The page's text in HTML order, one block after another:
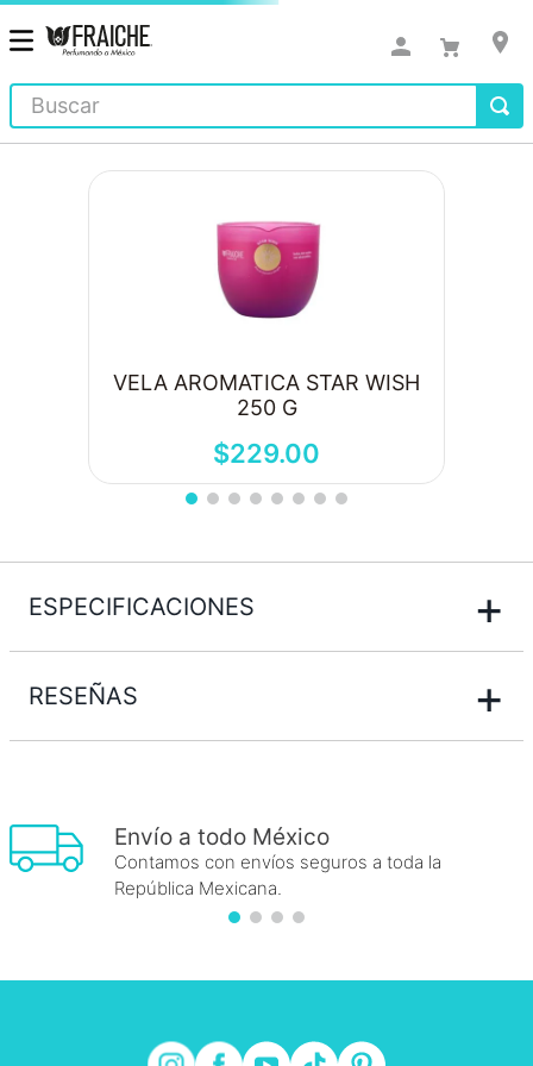
Buscar
VELA AROMATICA STAR WISH
250 G
$229.00
ESPECIFICACIONES +
RESEÑAS +
Envío a todo México
Contamos con envíos seguros a toda la
República Mexicana.